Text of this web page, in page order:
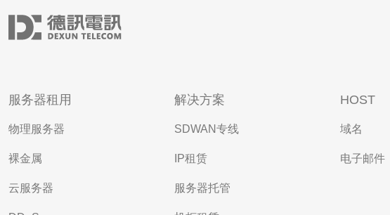
服务器租用
物理服务器
裸金属
云服务器
解决方案
SDWAN专线
IP租赁
服务器托管
HOST
域名
电子邮件